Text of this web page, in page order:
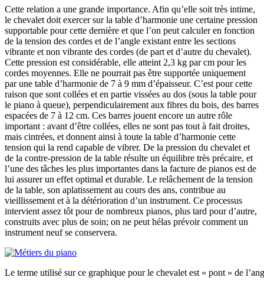
Cette relation a une grande importance. Afin qu’elle soit très intime,
le chevalet doit exercer sur la table d’harmonie une certaine pression
supportable pour cette dernière et que l’on peut calculer en fonction
de la tension des cordes et de l’angle existant entre les sections
vibrante et non vibrante des cordes (de part et d’autre du chevalet).
Cette pression est considérable, elle atteint 2,3 kg par cm pour les
cordes moyennes. Elle ne pourrait pas être supportée uniquement
par une table d’harmonie de 7 à 9 mm d’épaisseur. C’est pour cette
raison que sont collées et en partie vissées au dos (sous la table pour
le piano à queue), perpendiculairement aux fibres du bois, des barres
espacées de 7 à 12 cm. Ces barres jouent encore un autre rôle
important : avant d’être collées, elles ne sont pas tout à fait droites,
mais cintrées, et donnent ainsi à toute la table d’harmonie cette
tension qui la rend capable de vibrer. De la pression du chevalet et
de la contre-pression de la table résulte un équilibre très précaire, et
l’une des tâches les plus importantes dans la facture de pianos est de
lui assurer un effet optimal et durable. Le relâchement de la tension
de la table, son aplatissement au cours des ans, contribue au
vieillissement et à la détérioration d’un instrument. Ce processus
intervient assez tôt pour de nombreux pianos, plus tard pour d’autre,
construits avec plus de soin; on ne peut hélas prévoir comment un
instrument neuf se conservera.
Le terme utilisé sur ce graphique pour le chevalet est « pont » de